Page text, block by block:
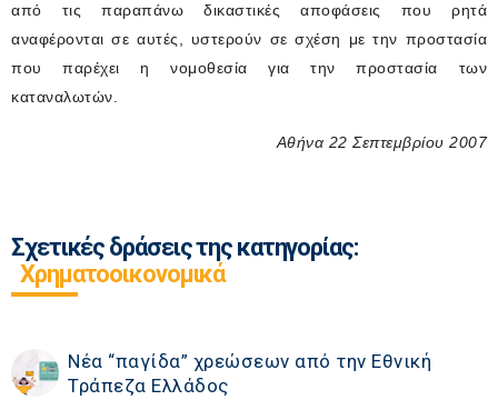
από τις παραπάνω δικαστικές αποφάσεις που ρητά
αναφέρονται σε αυτές, υστερούν σε σχέση με την προστασία
που παρέχει η νομοθεσία για την προστασία των
καταναλωτών.
Αθήνα 22 Σεπτεμβρίου 2007
Σχετικές δράσεις της κατηγορίας:
Χρηματοοικονομικά
Νέα “παγίδα” χρεώσεων από την Εθνική
Τράπεζα Ελλάδος